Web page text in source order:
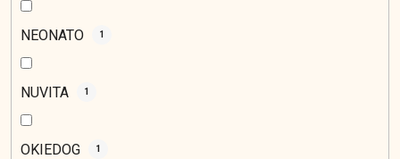
NEONATO 1
NUVITA 1
OKIEDOG 1